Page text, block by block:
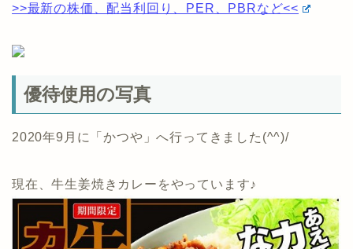
>>最新の株価、配当利回り、PER、PBRなど<<
優待使用の写真
2020年9月に「かつや」へ行ってきました(^^)/
現在、牛生姜焼きカレーをやっています♪